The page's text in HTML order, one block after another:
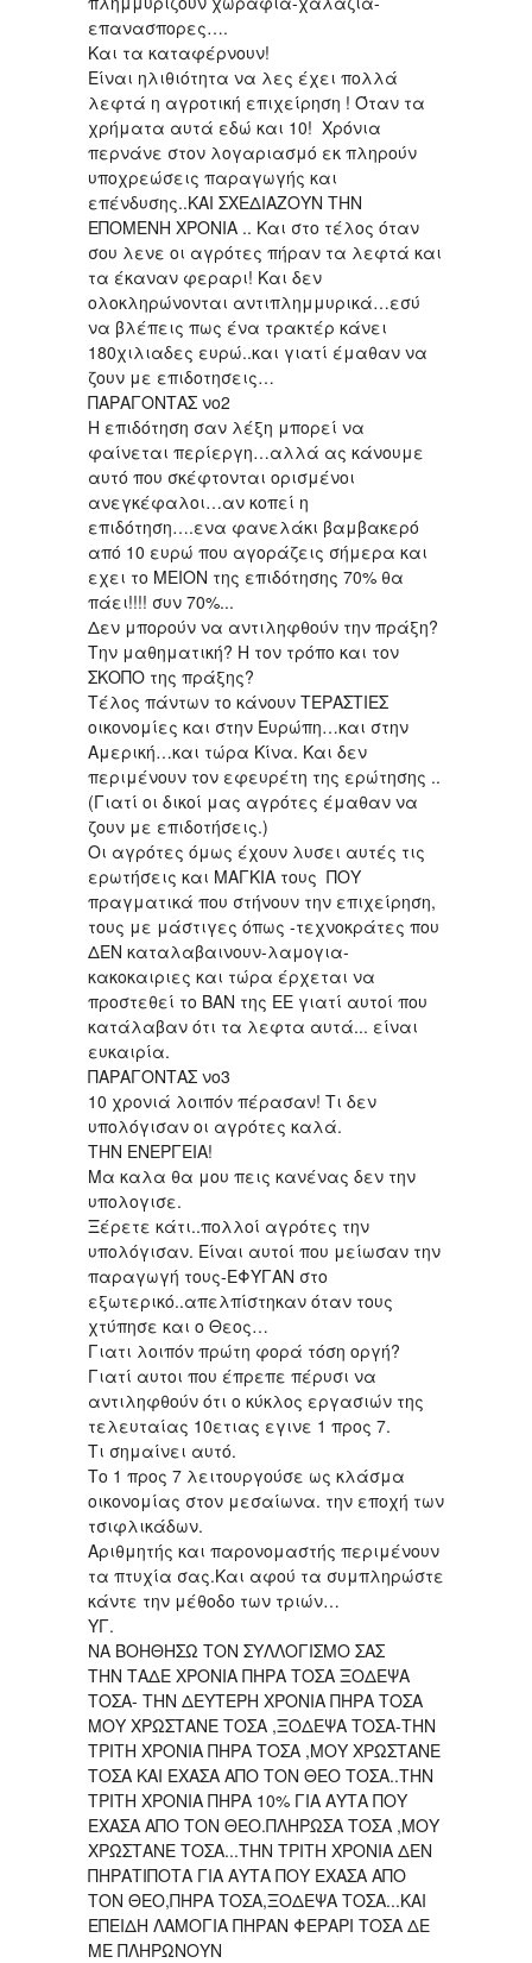
επανασπορες….
Και τα καταφέρνουν!
Είναι ηλιθιότητα να λες έχει πολλά
λεφτά η αγροτική επιχείρηση ! Όταν τα
χρήματα αυτά εδώ και 10! Χρόνια
περνάνε στον λογαριασμό εκ πληρούν
υποχρεώσεις παραγωγής και
επένδυσης..ΚΑΙ ΣΧΕΔΙΑΖΟΥΝ ΤΗΝ
ΕΠΟΜΕΝΗ ΧΡΟΝΙΑ .. Και στο τέλος όταν
σου λενε οι αγρότες πήραν τα λεφτά και
τα έκαναν φεραρι! Και δεν
ολοκληρώνονται αντιπλημμυρικά…εσύ
να βλέπεις πως ένα τρακτέρ κάνει
180χιλιαδες ευρώ..και γιατί έμαθαν να
ζουν με επιδοτησεις…
ΠΑΡΑΓΟΝΤΑΣ νο2
Η επιδότηση σαν λέξη μπορεί να
φαίνεται περίεργη…αλλά ας κάνουμε
αυτό που σκέφτονται ορισμένοι
ανεγκέφαλοι…αν κοπεί η
επιδότηση….ενα φανελάκι βαμβακερό
από 10 ευρώ που αγοράζεις σήμερα και
εχει το ΜΕΙΟΝ της επιδότησης 70% θα
πάει!!!! συν 70%...
Δεν μπορούν να αντιληφθούν την πράξη?
Την μαθηματική? Η τον τρόπο και τον
ΣΚΟΠΟ της πράξης?
Τέλος πάντων το κάνουν ΤΕΡΑΣΤΙΕΣ
οικονομίες και στην Ευρώπη…και στην
Αμερική…και τώρα Κίνα. Και δεν
περιμένουν τον εφευρέτη της ερώτησης ..
(Γιατί οι δικοί μας αγρότες έμαθαν να
ζουν με επιδοτήσεις.)
Οι αγρότες όμως έχουν λυσει αυτές τις
ερωτήσεις και ΜΑΓΚΙΑ τους ΠΟΥ
πραγματικά που στήνουν την επιχείρηση,
τους με μάστιγες όπως -τεχνοκράτες που
ΔΕΝ καταλαβαινουν-λαμογια-
κακοκαιριες και τώρα έρχεται να
προστεθεί το BAN της ΕΕ γιατί αυτοί που
κατάλαβαν ότι τα λεφτα αυτά... είναι
ευκαιρία.
ΠΑΡΑΓΟΝΤΑΣ νο3
10 χρονιά λοιπόν πέρασαν! Τι δεν
υπολόγισαν οι αγρότες καλά.
ΤΗΝ ΕΝΕΡΓΕΙΑ!
Μα καλα θα μου πεις κανένας δεν την
υπολογισε.
Ξέρετε κάτι..πολλοί αγρότες την
υπολόγισαν. Είναι αυτοί που μείωσαν την
παραγωγή τους-ΕΦΥΓΑΝ στο
εξωτερικό..απελπίστηκαν όταν τους
χτύπησε και ο Θεος…
Γιατι λοιπόν πρώτη φορά τόση οργή?
Γιατί αυτοι που έπρεπε πέρυσι να
αντιληφθούν ότι ο κύκλος εργασιών της
τελευταίας 10ετιας εγινε 1 προς 7.
Τι σημαίνει αυτό.
Το 1 προς 7 λειτουργούσε ως κλάσμα
οικονομίας στον μεσαίωνα. την εποχή των
τσιφλικάδων.
Αριθμητής και παρονομαστής περιμένουν
τα πτυχία σας.Και αφού τα συμπληρώστε
κάντε την μέθοδο των τριών…
ΥΓ.
ΝΑ ΒΟΗΘΗΣΩ ΤΟΝ ΣΥΛΛΟΓΙΣΜΟ ΣΑΣ
ΤΗΝ ΤΑΔΕ ΧΡΟΝΙΑ ΠΗΡΑ ΤΟΣΑ ΞΟΔΕΨΑ
ΤΟΣΑ- ΤΗΝ ΔΕΥΤΕΡΗ ΧΡΟΝΙΑ ΠΗΡΑ ΤΟΣΑ
ΜΟΥ ΧΡΩΣΤΑΝΕ ΤΟΣΑ ,ΞΟΔΕΨΑ ΤΟΣΑ-ΤΗΝ
ΤΡΙΤΗ ΧΡΟΝΙΑ ΠΗΡΑ ΤΟΣΑ ,ΜΟΥ ΧΡΩΣΤΑΝΕ
ΤΟΣΑ ΚΑΙ ΕΧΑΣΑ ΑΠΟ ΤΟΝ ΘΕΟ ΤΟΣΑ..ΤΗΝ
ΤΡΙΤΗ ΧΡΟΝΙΑ ΠΗΡΑ 10% ΓΙΑ ΑΥΤΑ ΠΟΥ
ΕΧΑΣΑ ΑΠΟ ΤΟΝ ΘΕΟ.ΠΛΗΡΩΣΑ ΤΟΣΑ ,ΜΟΥ
ΧΡΩΣΤΑΝΕ ΤΟΣΑ...ΤΗΝ ΤΡΙΤΗ ΧΡΟΝΙΑ ΔΕΝ
ΠΗΡΑΤΙΠΟΤΑ ΓΙΑ ΑΥΤΑ ΠΟΥ ΕΧΑΣΑ ΑΠΟ
ΤΟΝ ΘΕΟ,ΠΗΡΑ ΤΟΣΑ,ΞΟΔΕΨΑ ΤΟΣΑ...ΚΑΙ
ΕΠΕΙΔΗ ΛΑΜΟΓΙΑ ΠΗΡΑΝ ΦΕΡΑΡΙ ΤΟΣΑ ΔΕ
ΜΕ ΠΛΗΡΩΝΟΥΝ